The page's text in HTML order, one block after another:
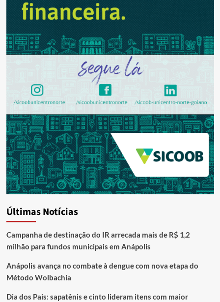
Últimas Notícias
Campanha de destinação do IR arrecada mais de R$ 1,2
milhão para fundos municipais em Anápolis
Anápolis avança no combate à dengue com nova etapa do
Método Wolbachia
Dia dos Pais: sapatênis e cinto lideram itens com maior